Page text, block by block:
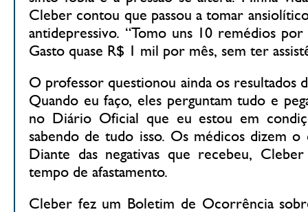
Cleber contou que passou a tomar
antidepressivo. “Tomo uns 10 remédios por
Gasto quase R$ 1 mil por mês, sem ter
O professor questionou ainda os resultados
Quando eu faço, eles perguntam tudo e
no Diário Oficial que eu estou em
sabendo de tudo isso. Os médicos dizem
Diante das negativas que recebeu,
tempo de afastamento.
Cleber fez um Boletim de Ocorrência